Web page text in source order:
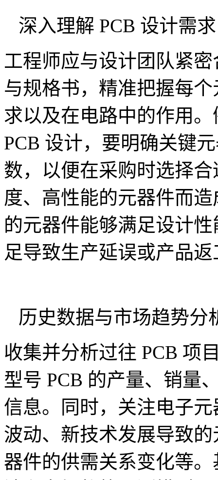
深入理解 PCB 设计需求
工程师应与设计团队紧
与规格书，精准把握每
求以及在电路中的作用
PCB 设计，要明确关键
数，以便在采购时选择
度、高性能的元器件而
的元器件能够满足设计
足导致生产延误或产品
历史数据与市场趋势分
收集并分析过往 PCB 项
型号 PCB 的产量、销量
信息。同时，关注电子
波动、新技术发展导致
器件的供需关系变化等